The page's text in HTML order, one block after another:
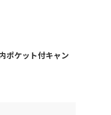
ポケット付キャン